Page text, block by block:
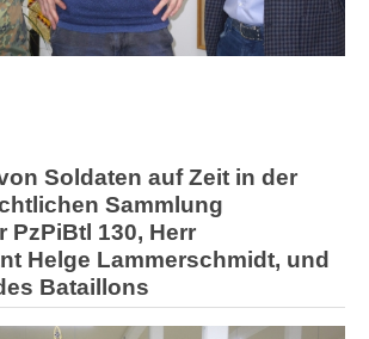
Soldaten auf Zeit in der
Sammlung
PzPiBtl 130, Herr
Helge Lammerschmidt, und
Bataillons